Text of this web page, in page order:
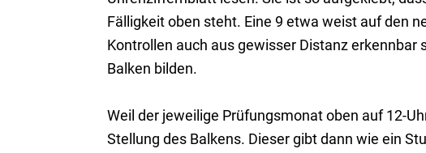
Fälligkeit oben steht. Eine 9 etwa weist auf den
Kontrollen auch aus gewisser Distanz
Balken bilden.
Weil der jeweilige Prüfungsmonat oben auf 12-
Stellung des Balkens. Dieser gibt dann wie ein